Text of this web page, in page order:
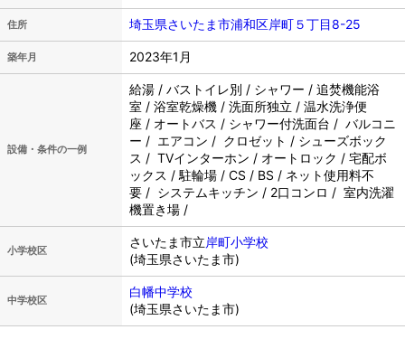
住所 埼玉県さいたま市浦和区岸町５丁目8-25
築年月 2023年1月
設備・条件の一例
給湯 / バストイレ別 / シャワー / 追焚機能浴
室 / 浴室乾燥機 / 洗面所独立 / 温水洗浄便
座 / オートバス / シャワー付洗面台 / バルコニ
ー / エアコン / クロゼット / シューズボック
ス / TVインターホン / オートロック / 宅配ボ
ックス / 駐輪場 / CS / BS / ネット使用料不
要 / システムキッチン / 2口コンロ / 室内洗濯
機置き場 /
小学校区
さいたま市立岸町小学校
(埼玉県さいたま市)
中学校区
白幡中学校
(埼玉県さいたま市)